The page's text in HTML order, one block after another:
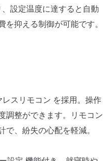
設定温度に達すると自動
抑える制御が可能です。
スリモコン を採用。操作
調整ができます。リモコン
、紛失の心配を軽減。